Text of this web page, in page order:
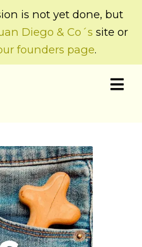
is not yet done, but
Diego & Co´s site or
founders page.